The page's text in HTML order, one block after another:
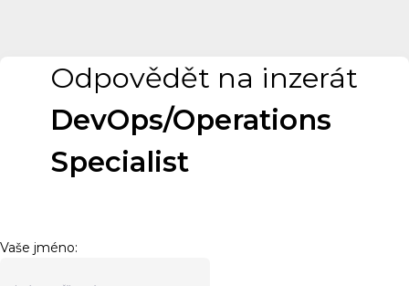
Odpovědět na inzerát
DevOps/Operations
Specialist
Vaše jméno: